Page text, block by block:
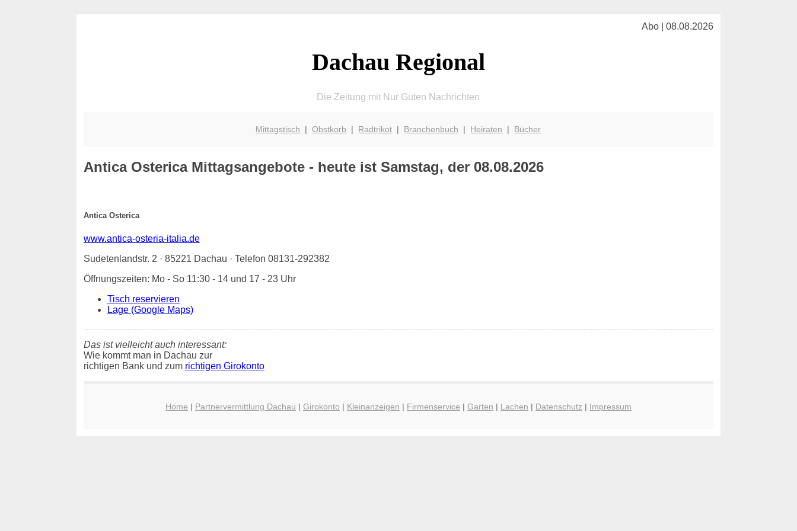
Abo | 08.08.2026
Dachau Regional
Die Zeitung mit Nur Guten Nachrichten
Mittagstisch |Obstkorb | Radtrikot | Branchenbuch | Heiraten | Bücher
Antica OstericaMittagsangebote - heute ist Samstag, der 08.08.2026
Antica Osterica
www.antica-osteria-italia.de
Sudetenlandstr. 2 · 85221 Dachau · Telefon 08131-292382
Öffnungszeiten: Mo - So 11:30 - 14 und 17 - 23 Uhr
Tisch reservieren
Lage (Google Maps)
Das ist vielleicht auch interessant:
Wie kommt man in Dachau zur
richtigen Bank und zum richtigen Girokonto
Home | Partnervermittlung Dachau | Girokonto | Kleinanzeigen | Firmenservice | Garten | Lachen | Datenschutz | Impressum